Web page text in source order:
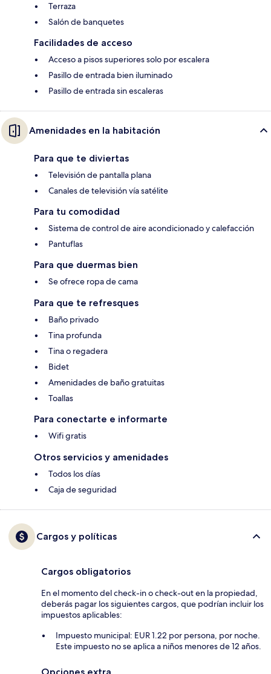
Terraza
Salón de banquetes
Facilidades de acceso
Acceso a pisos superiores solo por escalera
Pasillo de entrada bien iluminado
Pasillo de entrada sin escaleras
Amenidades en la habitación
Para que te diviertas
Televisión de pantalla plana
Canales de televisión vía satélite
Para tu comodidad
Sistema de control de aire acondicionado y calefacción
Pantuflas
Para que duermas bien
Se ofrece ropa de cama
Para que te refresques
Baño privado
Tina profunda
Tina o regadera
Bidet
Amenidades de baño gratuitas
Toallas
Para conectarte e informarte
Wifi gratis
Otros servicios y amenidades
Todos los días
Caja de seguridad
Cargos y políticas
Cargos obligatorios
En el momento del check-in o check-out en la propiedad,
deberás pagar los siguientes cargos, que podrían incluir los
impuestos aplicables:
Impuesto municipal: EUR 1.22 por persona, por noche.
Este impuesto no se aplica a niños menores de 12 años.